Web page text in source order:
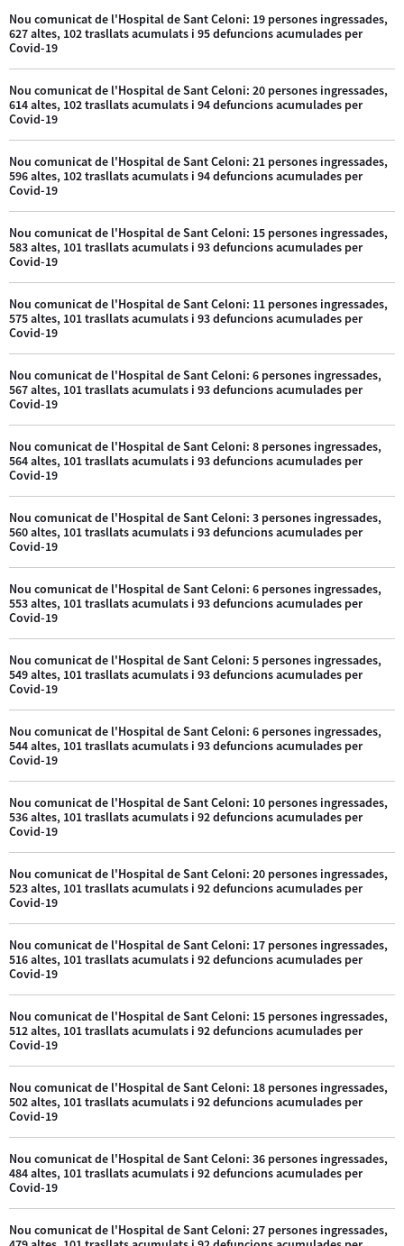
Nou comunicat de l'Hospital de Sant Celoni: 19 persones ingressades,
627 altes, 102 trasllats acumulats i 95 defuncions acumulades per
Covid-19
Nou comunicat de l'Hospital de Sant Celoni: 20 persones ingressades,
614 altes, 102 trasllats acumulats i 94 defuncions acumulades per
Covid-19
Nou comunicat de l'Hospital de Sant Celoni: 21 persones ingressades,
596 altes, 102 trasllats acumulats i 94 defuncions acumulades per
Covid-19
Nou comunicat de l'Hospital de Sant Celoni: 15 persones ingressades,
583 altes, 101 trasllats acumulats i 93 defuncions acumulades per
Covid-19
Nou comunicat de l'Hospital de Sant Celoni: 11 persones ingressades,
575 altes, 101 trasllats acumulats i 93 defuncions acumulades per
Covid-19
Nou comunicat de l'Hospital de Sant Celoni: 6 persones ingressades,
567 altes, 101 trasllats acumulats i 93 defuncions acumulades per
Covid-19
Nou comunicat de l'Hospital de Sant Celoni: 8 persones ingressades,
564 altes, 101 trasllats acumulats i 93 defuncions acumulades per
Covid-19
Nou comunicat de l'Hospital de Sant Celoni: 3 persones ingressades,
560 altes, 101 trasllats acumulats i 93 defuncions acumulades per
Covid-19
Nou comunicat de l'Hospital de Sant Celoni: 6 persones ingressades,
553 altes, 101 trasllats acumulats i 93 defuncions acumulades per
Covid-19
Nou comunicat de l'Hospital de Sant Celoni: 5 persones ingressades,
549 altes, 101 trasllats acumulats i 93 defuncions acumulades per
Covid-19
Nou comunicat de l'Hospital de Sant Celoni: 6 persones ingressades,
544 altes, 101 trasllats acumulats i 93 defuncions acumulades per
Covid-19
Nou comunicat de l'Hospital de Sant Celoni: 10 persones ingressades,
536 altes, 101 trasllats acumulats i 92 defuncions acumulades per
Covid-19
Nou comunicat de l'Hospital de Sant Celoni: 20 persones ingressades,
523 altes, 101 trasllats acumulats i 92 defuncions acumulades per
Covid-19
Nou comunicat de l'Hospital de Sant Celoni: 17 persones ingressades,
516 altes, 101 trasllats acumulats i 92 defuncions acumulades per
Covid-19
Nou comunicat de l'Hospital de Sant Celoni: 15 persones ingressades,
512 altes, 101 trasllats acumulats i 92 defuncions acumulades per
Covid-19
Nou comunicat de l'Hospital de Sant Celoni: 18 persones ingressades,
502 altes, 101 trasllats acumulats i 92 defuncions acumulades per
Covid-19
Nou comunicat de l'Hospital de Sant Celoni: 36 persones ingressades,
484 altes, 101 trasllats acumulats i 92 defuncions acumulades per
Covid-19
Nou comunicat de l'Hospital de Sant Celoni: 27 persones ingressades,